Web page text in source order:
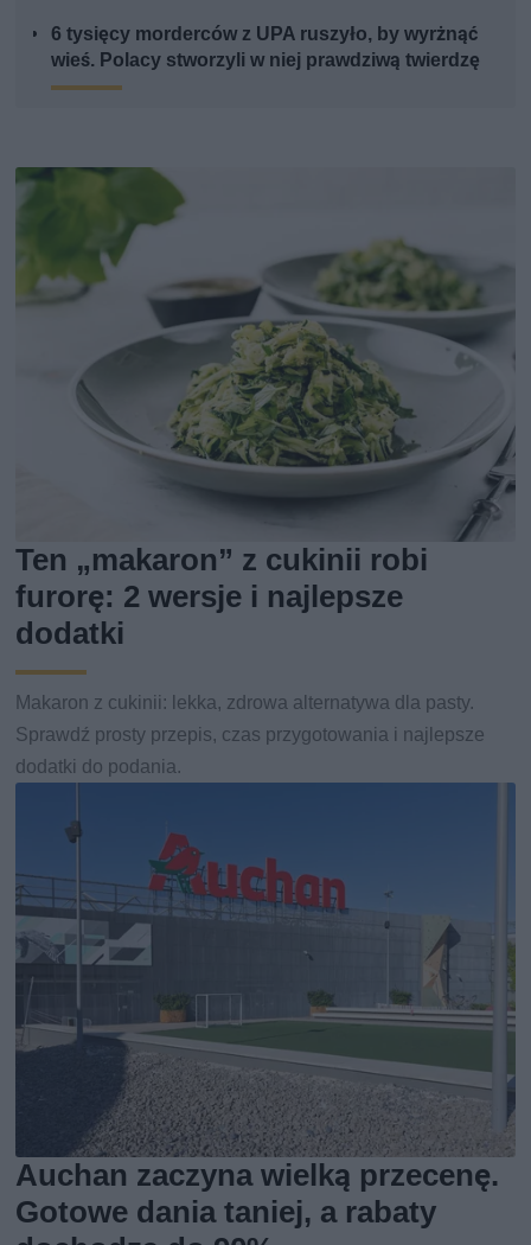
6 tysięcy morderców z UPA ruszyło, by wyrżnąć
wieś. Polacy stworzyli w niej prawdziwą twierdzę
Ten „makaron” z cukinii robi
furorę: 2 wersje i najlepsze
dodatki
Makaron z cukinii: lekka, zdrowa alternatywa dla pasty.
Sprawdź prosty przepis, czas przygotowania i najlepsze
dodatki do podania.
Auchan zaczyna wielką przecenę.
Gotowe dania taniej, a rabaty